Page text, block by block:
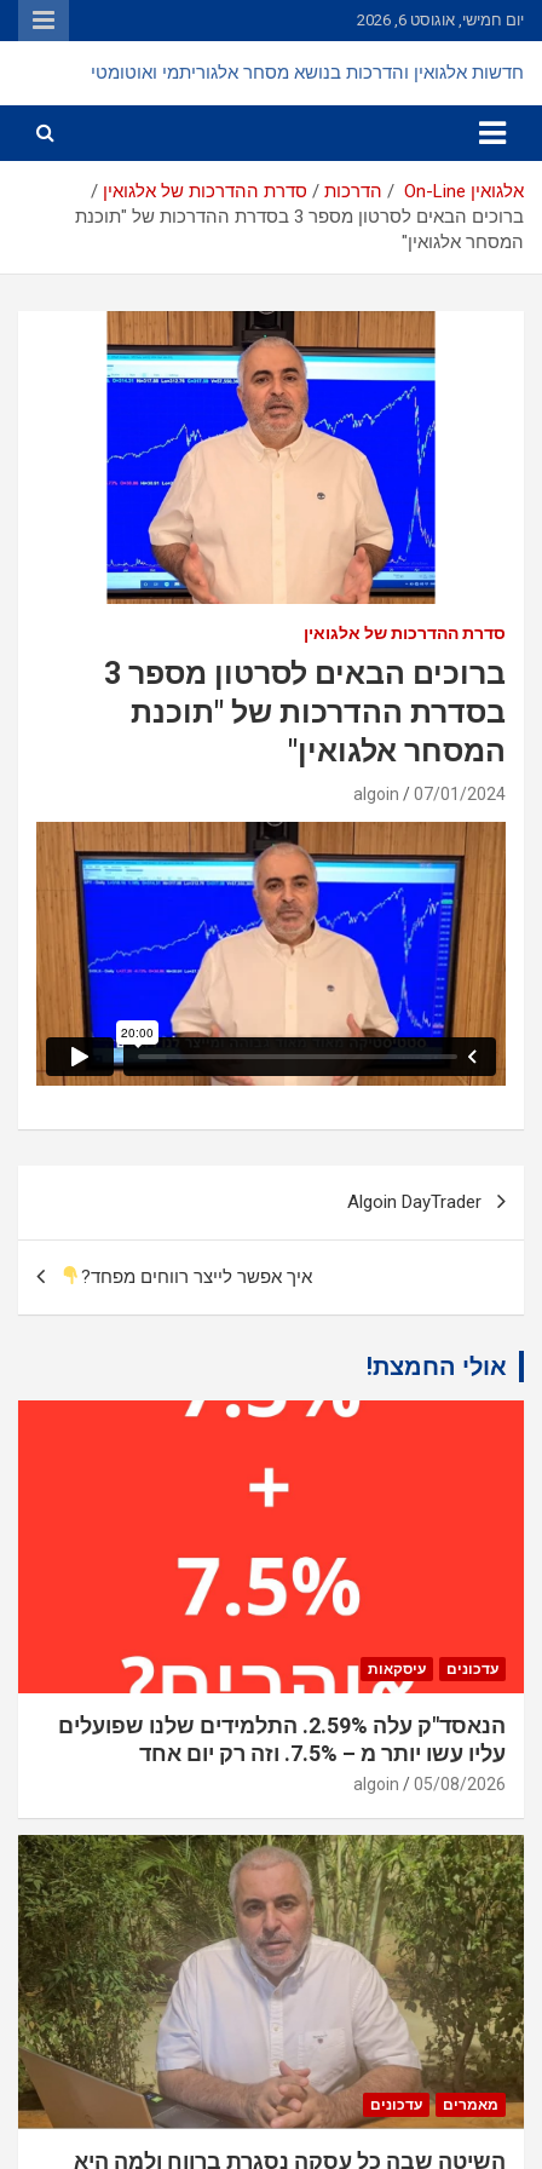
Skip
to
יום חמישי, אוגוסט 6, 2026
חדשות אלגואין והדרכות בנושא מסחר אלגוריתמי ואוטומטי
אלגואין On-Line הדרכות
סדרת ההדרכות של אלגואין
ברוכים הבאים לסרטון מספר 3 בסדרת ההדרכות של "תוכנת
המסחר אלגואין"
סדרת ההדרכות של אלגואין
ברוכים הבאים לסרטון מספר 3
בסדרת ההדרכות של "תוכנת
המסחר אלגואין"
07/01/2024
algoin
Algoin DayTrader
איך אפשר לייצר רווחים מפחד?
אולי החמצת!
עדכונים עיסקאות
הנאסד"ק עלה 2.59%. התלמידים שלנו שפועלים
עליו עשו יותר מ – 7.5%. וזה רק יום אחד
05/08/2026
algoin
מאמרים עדכונים
השיטה שבה כל עסקה נסגרת ברווח ולמה היא